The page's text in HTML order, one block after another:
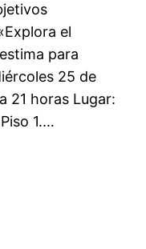
el
para
25 de
21 horas Lugar:
1.…